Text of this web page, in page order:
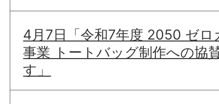
4月7日「令和7年度 2050 ゼ
事業 トートバッグ制作への協
す」